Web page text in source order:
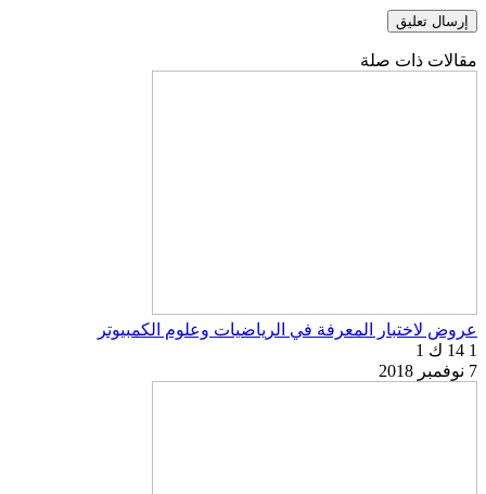
مقالات ذات صلة
عروض لاختبار المعرفة في الرياضيات وعلوم الكمبيوتر
1 14 ك
1
7 نوفمبر 2018